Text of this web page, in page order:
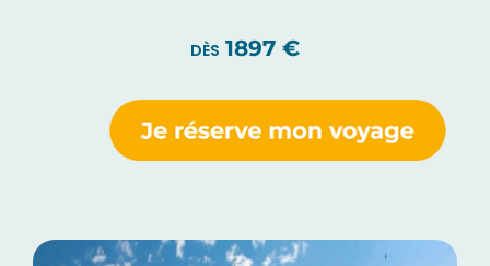
DÈS 1897 €